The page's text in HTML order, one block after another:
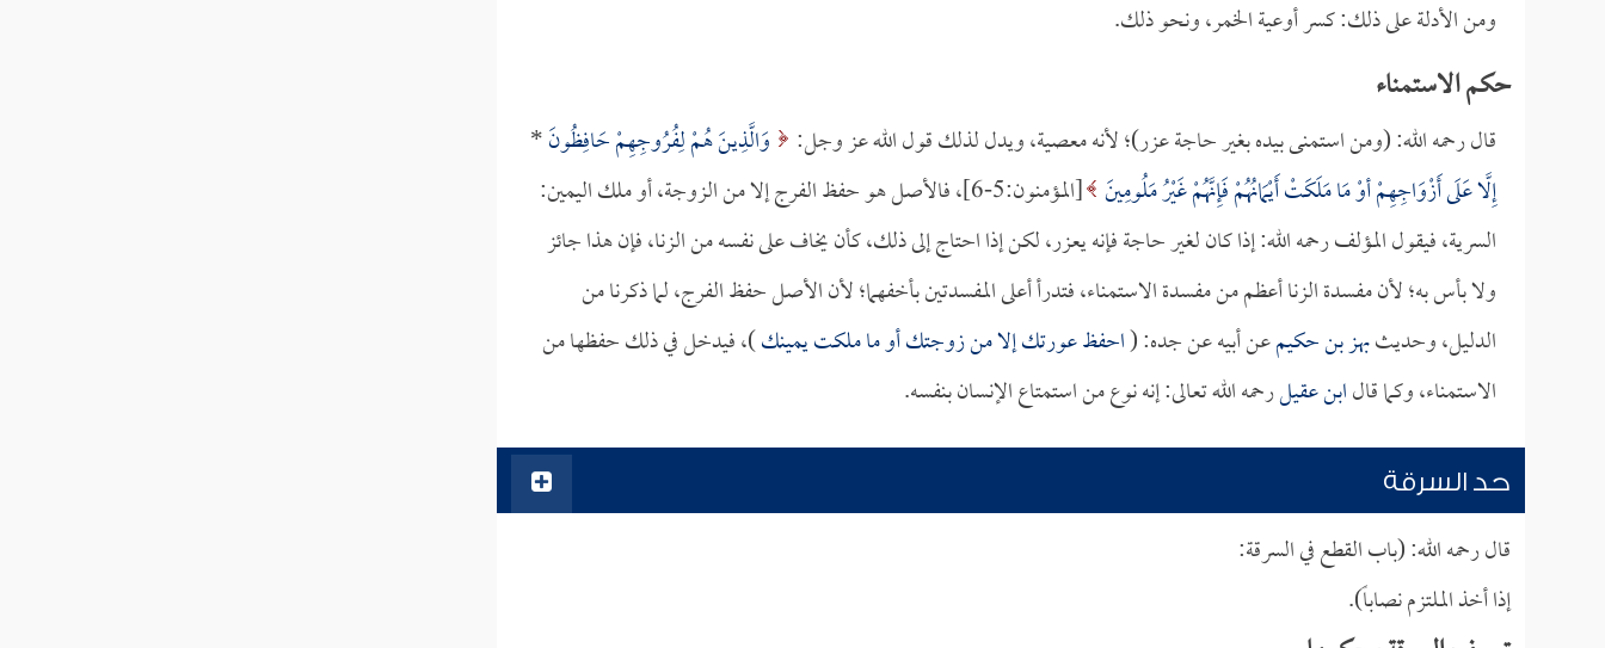
ومن الأدلة على ذلك: كسر أوعية الخمر، ونحو ذلك.
حكم الاستمناء
قال رحمه الله: (ومن استمنى بيده بغير حاجة عزر)؛ لأنه معصية، ويدل لذلك قول الله عز وجل: وَالَّذِينَ هُمْ لِفُرُوجِهِمْ حَافِظُونَ*
إِلَّا عَلَى أَزْوَاجِهِمْ أوْ مَا مَلَكَتْ أَيْمَانُهُمْ فَإِنَّهُمْ غَيْرُ مَلُومِينَ
[المؤمنون:5-6]، فالأصل هو حفظ الفرج إلا من الزوجة، أو ملك اليمين:
السرية، فيقول المؤلف رحمه الله: إذا كان لغير حاجة فإنه يعزر، لكن إذا احتاج إلى ذلك، كأن يخاف على نفسه من الزنا، فإن هذا جائز
ولا بأس به؛ لأن مفسدة الزنا أعظم من مفسدة الاستمناء، فتدرأ أعلى المفسدتين بأخفهما؛ لأن الأصل حفظ الفرج، لما ذكرنا من
الدليل، وحديثبهز بن حكيمعن أبيه عن جده: (احفظ عورتك إلا من زوجتك أو ما ملكت يمينك)، فيدخل في ذلك حفظها من
الاستمناء، وكما قالابن عقيلرحمه الله تعالى: إنه نوع من استمتاع الإنسان بنفسه.
حد السرقة
قال رحمه الله: (باب القطع في السرقة:
إذا أخذ الملتزم نصاباً).